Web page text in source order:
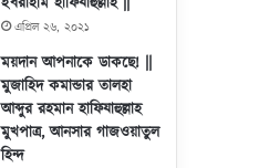
এপ্রিল ২৬, ২০২১
ময়দান আপনাকে ডাকছে! ||
মুজাহিদ কমান্ডার তালহা
আব্দুর রহমান হাফিযাহুল্লাহ
মুখপাত্র, আনসার গাজওয়াতুল
হিন্দ